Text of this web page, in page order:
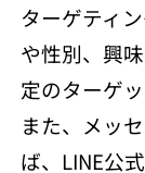
ターゲティ
や性別、興
定のターゲ
また、メッ
ば、LINE公